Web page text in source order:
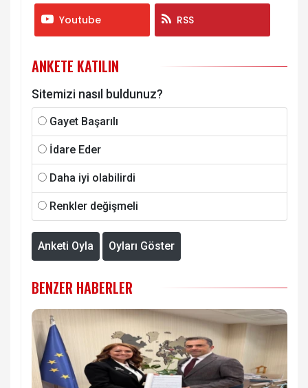
Youtube RSS
ANKETE KATILIN
Sitemizi nasıl buldunuz?
Gayet Başarılı
İdare Eder
Daha iyi olabilirdi
Renkler değişmeli
Anketi Oyla Oyları Göster
BENZER HABERLER